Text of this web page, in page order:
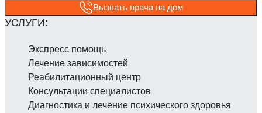
Вызвать врача на дом
Экспресс помощь
Лечение зависимостей
Реабилитаци­онный центр
Консультации специалистов
Диагностика и лечение психического здоровья